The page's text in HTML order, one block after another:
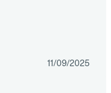
11/09/2025